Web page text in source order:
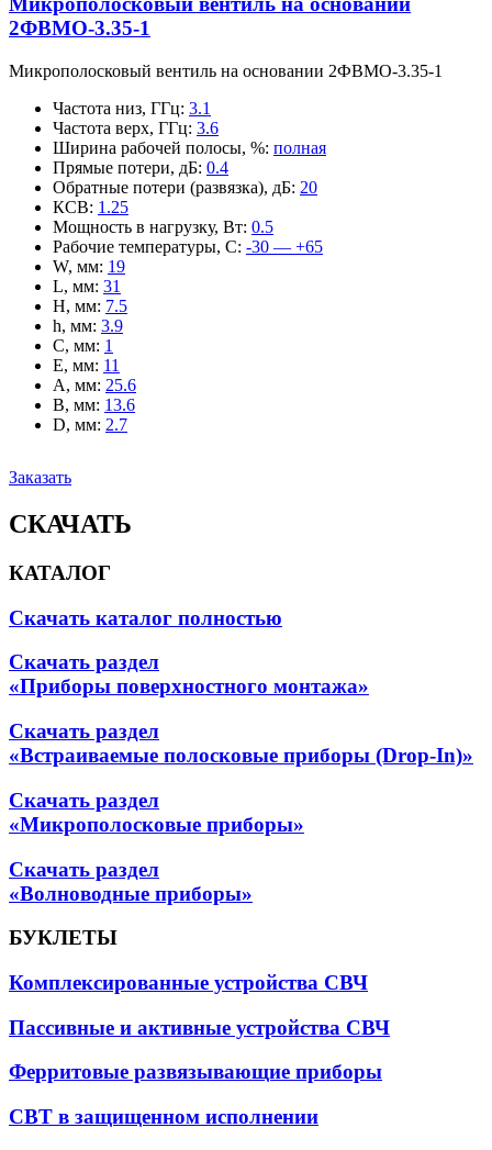
2ФВМO-3.35-1
Микрополосковый вентиль на основании 2ФВМO-3.35-1
Частота низ, ГГц: 3.1
Частота верх, ГГц: 3.6
Ширина рабочей полосы, %: полная
Прямые потери, дБ: 0.4
Обратные потери (развязка), дБ: 20
КСВ: 1.25
Мощность в нагрузку, Вт: 0.5
Рабочие температуры, С: -30 — +65
W, мм: 19
L, мм: 31
H, мм: 7.5
h, мм: 3.9
C, мм: 1
E, мм: 11
A, мм: 25.6
B, мм: 13.6
D, мм: 2.7
Заказать
СКАЧАТЬ
КАТАЛОГ
Скачать каталог полностью
Скачать раздел
«Приборы поверхностного монтажа»
Скачать раздел
«Встраиваемые полосковые приборы (Drop-In)»
Скачать раздел
«Микрополосковые приборы»
Скачать раздел
«Волноводные приборы»
БУКЛЕТЫ
Комплексированные устройства СВЧ
Пассивные и активные устройства СВЧ
Ферритовые развязывающие приборы
СВТ в защищенном исполнении